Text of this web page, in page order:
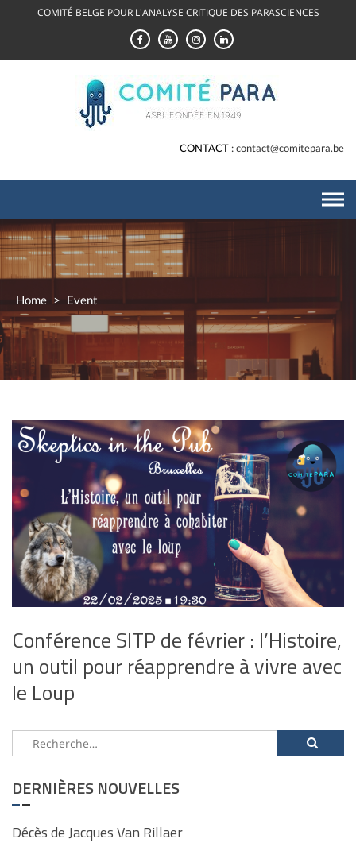
COMITÉ BELGE POUR L'ANALYSE CRITIQUE DES PARASCIENCES
CONTACT contact@comitepara.be
Home > Event
Conférence SITP de février : l’Histoire,
un outil pour réapprendre à vivre avec
le Loup
Rechercher :
DERNIÈRES NOUVELLES
Décès de Jacques Van Rillaer